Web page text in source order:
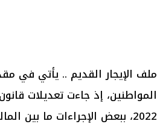
ملف الإيجار القديم .. يأتي في
2022، ببعض الإجراءات ما بين